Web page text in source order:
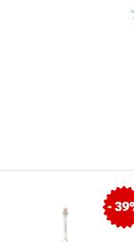
-